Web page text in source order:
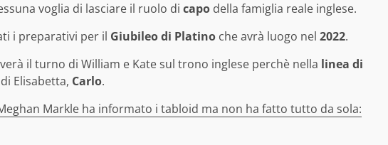
voglia di lasciare il ruolo di capo della famiglia reale inglese.
i preparativi per il Giubileo di Platino che avrà luogo nel 2022.
il turno di William e Kate sul trono inglese perchè nella linea di
Elisabetta, Carlo.
Markle ha informato i tabloid ma non ha fatto tutto da sola: